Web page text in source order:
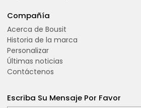
Compañía
Acerca de Bousit
Historia de la marca
Personalizar
Últimas noticias
Contáctenos
Escriba Su Mensaje Por Favor